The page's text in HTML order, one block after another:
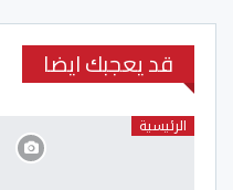
قد يعجبك ايضا
الرئيسية